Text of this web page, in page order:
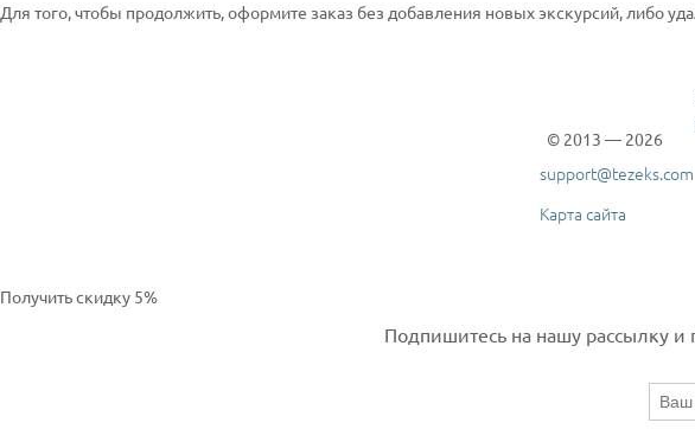
Для того, чтобы продолжить, оформите заказ без добавления новых экскурсий, либо
© 2013 — 2026
support@tezeks.com
Карта сайта
Получить скидку 5%
Подпишитесь на нашу рассылку и